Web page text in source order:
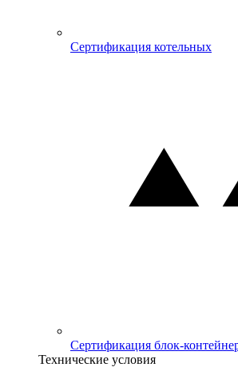
Сертификация котельных
Сертификация блок-
Технические условия